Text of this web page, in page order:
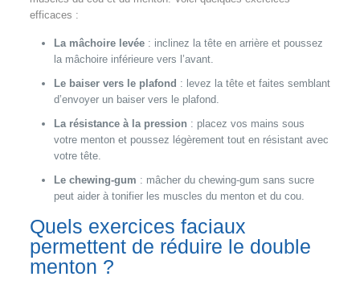
efficaces :
La mâchoire levée: inclinez la tête en arrière et poussez
la mâchoire inférieure vers l’avant.
Le baiser vers le plafond : levez la tête et faites semblant
d’envoyer un baiser vers le plafond.
La résistance à la pression : placez vos mains sous
votre menton et poussez légèrement tout en résistant avec
votre tête.
Le chewing-gum : mâcher du chewing-gum sans sucre
peut aider à tonifier les muscles du menton et du cou.
Quels exercices faciaux
permettent de réduire le double
menton ?